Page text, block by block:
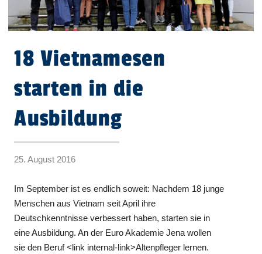
18 Vietnamesen
starten in die
Ausbildung
25. August 2016
Im September ist es endlich soweit: Nachdem 18 junge
Menschen aus Vietnam seit April ihre
Deutschkenntnisse verbessert haben, starten sie in
eine Ausbildung. An der Euro Akademie Jena wollen
sie den Beruf <link internal-link>Altenpfleger lernen.